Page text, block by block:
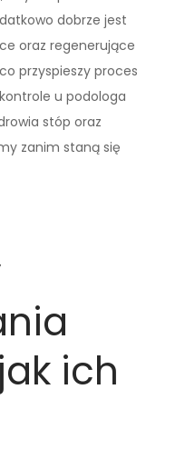
dobrze jest
oraz regenerujące
przyspieszy proces
u podologa
stóp oraz
zanim staną się
ich